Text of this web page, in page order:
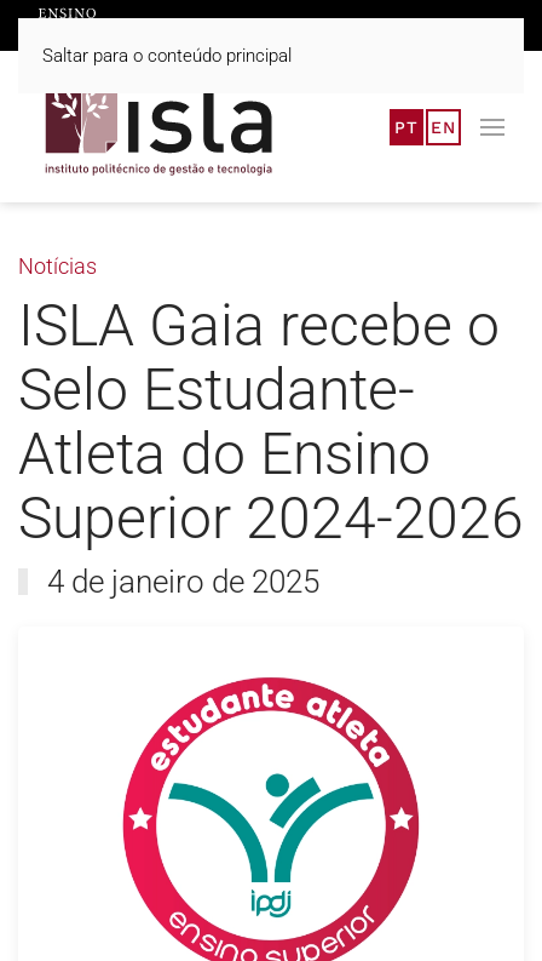
Saltar para o conteúdo principal
PT EN
Notícias
ISLA Gaia recebe o
Selo Estudante-
Atleta do Ensino
Superior 2024-2026
4 de janeiro de 2025